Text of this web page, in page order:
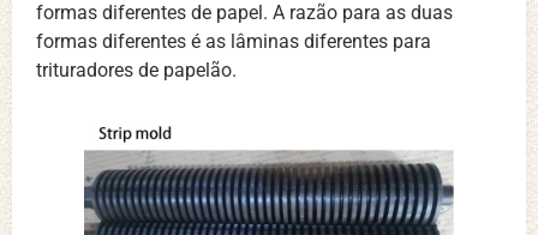
formas diferentes de papel. A razão para as duas
formas diferentes é as lâminas diferentes para
trituradores de papelão.